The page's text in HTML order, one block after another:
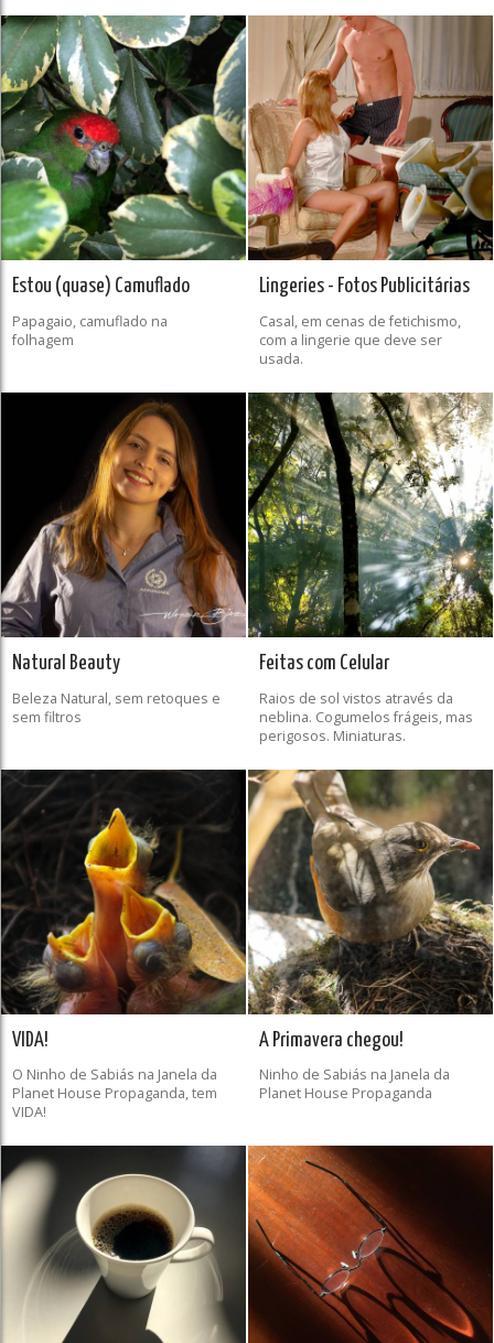
Estou (quase) Camuflado
Papagaio, camuflado na
folhagem
Lingeries - Fotos Publicitárias
Casal, em cenas de fetichismo,
com a lingerie que deve ser
usada.
Natural Beauty
Beleza Natural, sem retoques e
sem filtros
Feitas com Celular
Raios de sol vistos através da
neblina. Cogumelos frágeis, mas
perigosos. Miniaturas.
VIDA!
O Ninho de Sabiás na Janela da
Planet House Propaganda, tem
VIDA!
A Primavera chegou!
Ninho de Sabiás na Janela da
Planet House Propaganda